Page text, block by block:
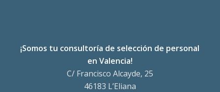
¡Somos tu consultoría de selección de personal
en Valencia!
C/ Francisco Alcayde, 25
46183 L’Eliana